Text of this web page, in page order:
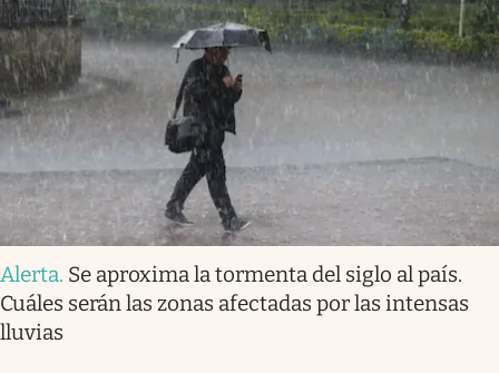
Alerta. Se aproxima la tormenta del siglo al país.
Cuáles serán las zonas afectadas por las intensas
lluvias